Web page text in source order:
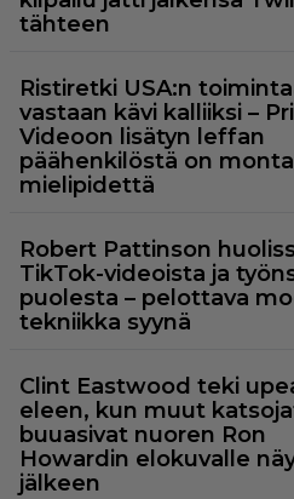
tähteen
Ristiretki USA:n
vastaan kävi kalliiksi –
Videoon lisätyn leffan
päähenkilöstä on
mielipidettä
Robert Pattinson
TikTok-videoista ja
puolesta – pelottava
tekniikka syynä
Clint Eastwood teki
eleen, kun muut
buuasivat nuoren Ron
Howardin elokuvalle
jälkeen